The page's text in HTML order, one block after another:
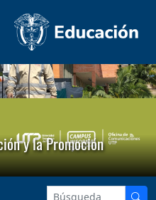
y la Promoción